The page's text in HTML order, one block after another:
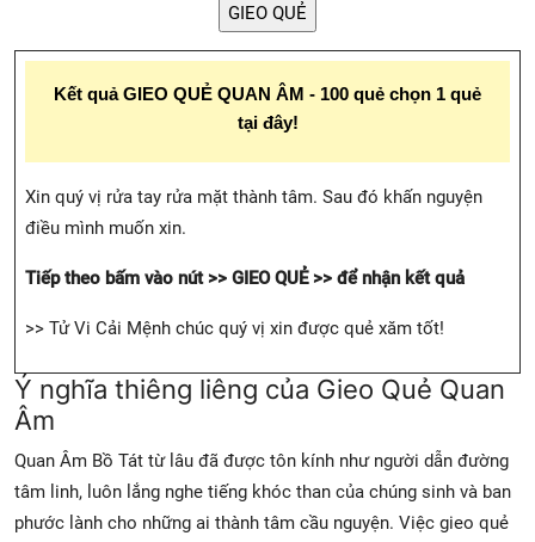
Kết quả GIEO QUẺ QUAN ÂM - 100 quẻ chọn 1 quẻ
tại đây!
Xin quý vị rửa tay rửa mặt thành tâm. Sau đó khấn nguyện
điều mình muốn xin.
Tiếp theo bấm vào nút >> GIEO QUẺ >> để nhận kết quả
>> Tử Vi Cải Mệnh chúc quý vị xin được quẻ xăm tốt!
Ý nghĩa thiêng liêng của Gieo Quẻ Quan
Âm
Quan Âm Bồ Tát từ lâu đã được tôn kính như người dẫn đường
tâm linh, luôn lắng nghe tiếng khóc than của chúng sinh và ban
phước lành cho những ai thành tâm cầu nguyện. Việc gieo quẻ